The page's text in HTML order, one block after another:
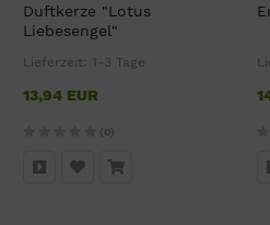
Duftkerze "Lotus
Liebesengel"
Lieferzeit: 1-3 Tage
13,94 EUR
(0)